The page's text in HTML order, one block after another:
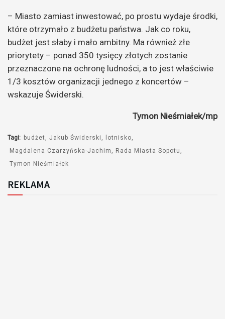
– Miasto zamiast inwestować, po prostu wydaje środki,
które otrzymało z budżetu państwa. Jak co roku,
budżet jest słaby i mało ambitny. Ma również złe
priorytety – ponad 350 tysięcy złotych zostanie
przeznaczone na ochronę ludności, a to jest właściwie
1/3 kosztów organizacji jednego z koncertów –
wskazuje Świderski.
Tymon Nieśmiałek/mp
Tagi: budżet Jakub Świderski
lotnisko
Magdalena Czarzyńska-Jachim
Rada Miasta Sopotu
Tymon Nieśmiałek
REKLAMA